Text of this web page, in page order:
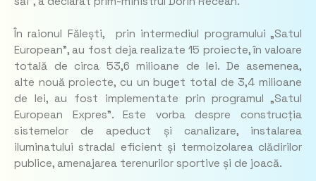
În raionul Fălești, prin intermediul programului „Satul
European”, au fost deja realizate 15 proiecte, în valoare
totală de circa 53,6 milioane de lei. De asemenea,
alte nouă proiecte, cu un buget total de 3,4 milioane
de lei, au fost implementate prin programul „Satul
European Expres”. Este vorba despre construcția
sistemelor de apeduct și canalizare, instalarea
iluminatului stradal eficient și termoizolarea clădirilor
publice, amenajarea terenurilor sportive și de joacă.